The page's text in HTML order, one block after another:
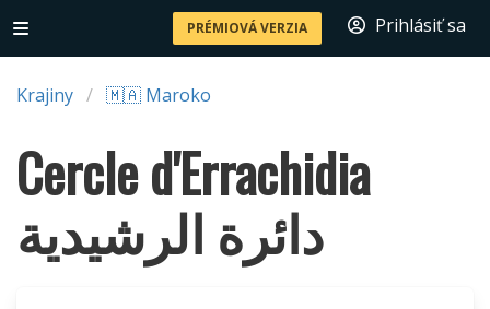
PRÉMIOVÁ VERZIA Prihlásiť sa
Krajiny 🇲🇦 Maroko
Cercle d'Errachidia
دائرة الرشيدية